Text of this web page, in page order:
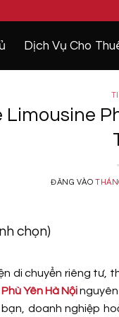
Dịch Vụ Cho
Limousine
ĐĂNG VÀO
chọn)
di chuyển riêng tư,
Yên Hà Nội
doanh nghiệp